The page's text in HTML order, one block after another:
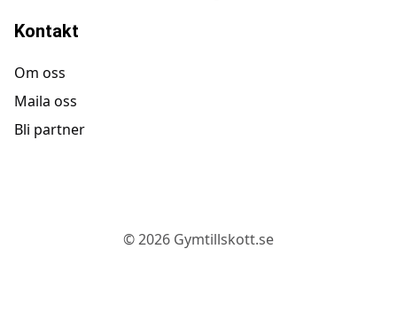
Kontakt
Om oss
Maila oss
Bli partner
©2026 Gymtillskott.se